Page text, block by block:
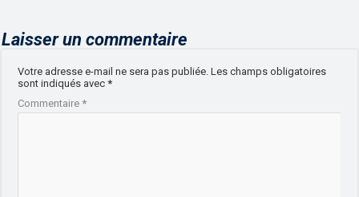
Laisser un commentaire
Votre adresse e-mail ne sera pas publiée. Les champs obligatoires
sont indiqués avec*
Commentaire*